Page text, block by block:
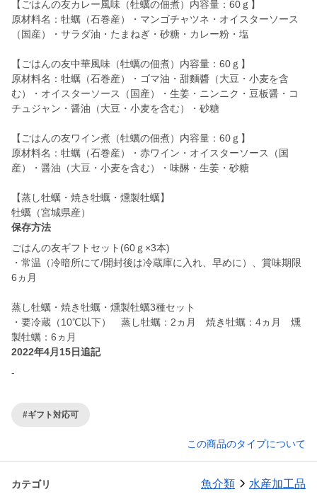
【ごはんの友カレー風味（牡蠣の佃煮）内容量：60ｇ】
原材料名：牡蠣（石巻産）・マンゴチャツネ・オイスターソース
（国産）・サラダ油・たまねぎ・砂糖・カレー粉・塩
【ごはんの友中華風味（牡蠣の佃煮）内容量：60ｇ】
原材料名：牡蠣（石巻産）・ゴマ油・甜麵醬（大豆・小麦を含
む）・オイスターソース（国産）・生姜・ニンニク・豆板醤・コ
チュジャン・醤油（大豆・小麦を含む）・砂糖
【ごはんの友ワイン煮（牡蠣の佃煮）内容量：60ｇ】
原材料名：牡蠣（石巻産）・赤ワイン・オイスターソース（国
産）・醤油（大豆・小麦を含む）・味醂・生姜・砂糖
【蒸し牡蠣・焼き牡蠣・燻製牡蠣】
牡蠣（宮城県産）
保存方法
ごはんの友ギフトセット(60ｇ×3本)
・常温（冷暗所にて/開封後は冷蔵庫に入れ、早めに）、賞味期限
6ヵ月
蒸し牡蠣・焼き牡蠣・燻製牡蠣3種セット
・要冷蔵（10℃以下） 蒸し牡蠣：2ヵ月 焼き牡蠣：4ヵ月 燻
2022年4月15日追記
-
#ギフト対応可
この商品のタイプについて
カテゴリ 魚介類 水産加工品